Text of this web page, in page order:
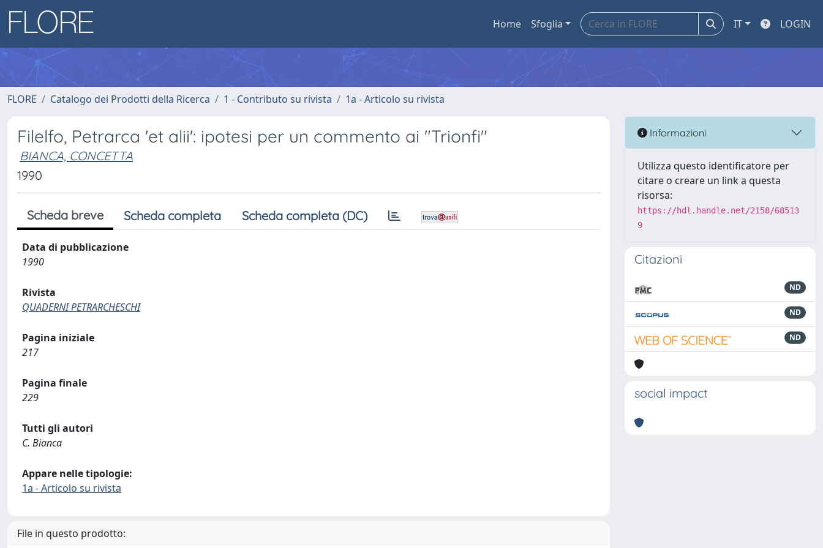
Home Sfoglia IT LOGIN
FLORE Catalogo dei Prodotti della Ricerca 1 - Contributo su rivista 1a - Articolo su rivista
Filelfo, Petrarca 'et alii': ipotesi per un commento ai "Trionfi"
BIANCA, CONCETTA
1990
Scheda breve Scheda completa Scheda completa (DC)
Data di pubblicazione
1990
Rivista
QUADERNI PETRARCHESCHI
Pagina iniziale
217
Pagina finale
229
Tutti gli autori
C. Bianca
Appare nelle tipologie:
1a - Articolo su rivista
File in questo prodotto:
Informazioni
Utilizza questo identificatore per
citare o creare un link a questa
risorsa:
https://hdl.handle.net/2158/68513
9
Citazioni
ND
ND
ND
social impact